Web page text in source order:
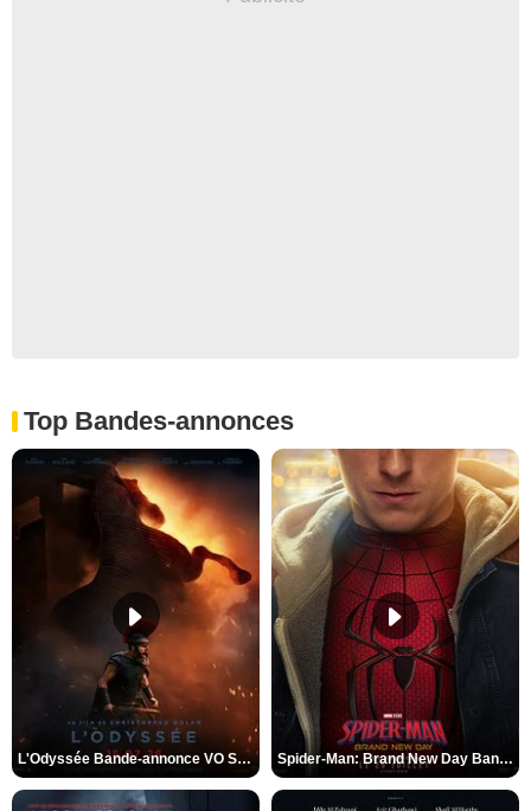
Top Bandes-annonces
L'Odyssée Bande-annonce VO STFR Spider-Man: Brand New Day Bande-annonce VO STFR